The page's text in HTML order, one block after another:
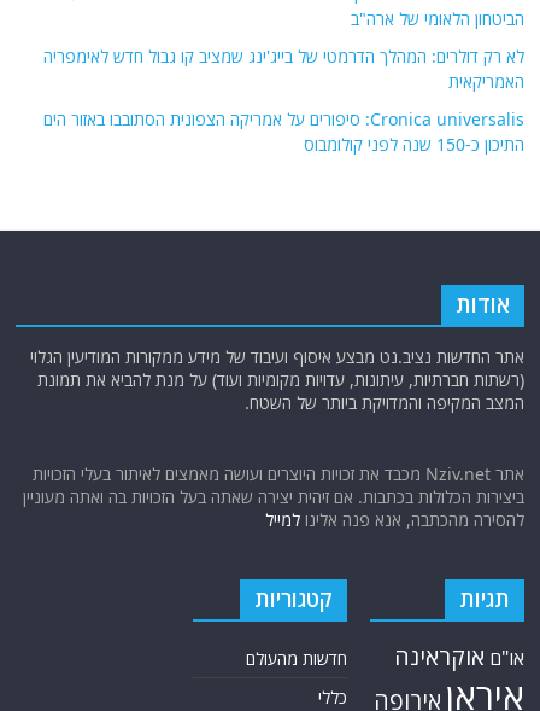
הביטחון הלאומי של ארה"ב
לא רק דולרים: המהלך הדרמטי של בייג'ינג שמציב קו גבול חדש לאימפריה
האמריקאית
Cronica universalis: סיפורים על אמריקה הצפונית הסתובבו באזור הים
התיכון כ-150 שנה לפני קולומבוס
אודות
אתר החדשות נציב.נט מבצע איסוף ועיבוד של מידע ממקורות המודיעין הגלוי
(רשתות חברתיות, עיתונות, עדויות מקומיות ועוד) על מנת להביא את תמונת
המצב המקיפה והמדויקת ביותר של השטח.
אתר Nziv.net מכבד את זכויות היוצרים ועושה מאמצים לאיתור בעלי הזכויות
ביצירות הכלולות בכתבות. אם זיהית יצירה שאתה בעל הזכויות בה ואתה מעוניין
להסירה מהכתבה, אנא פנה אלינולמייל
תגיות
או"ם אוקראינה
איראן אירופה
קטגוריות
חדשות מהעולם
כללי